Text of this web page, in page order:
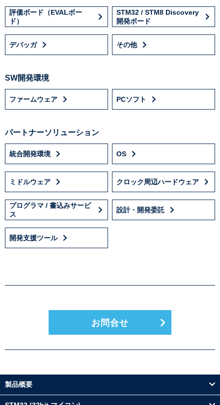
評価ボード（EVALボー
ド）
STM32 / STM8 Discovery
開発ボード
デバッガ その他
SW開発環境
ファームウェア PCソフト
パートナーソリューション
統合開発環境 OS
ミドルウェア クロック周辺ハードウェア
プログラマ / 書込みサービ
ス
設計・開発委託
開発支援ツール
お問合せ
製品概要